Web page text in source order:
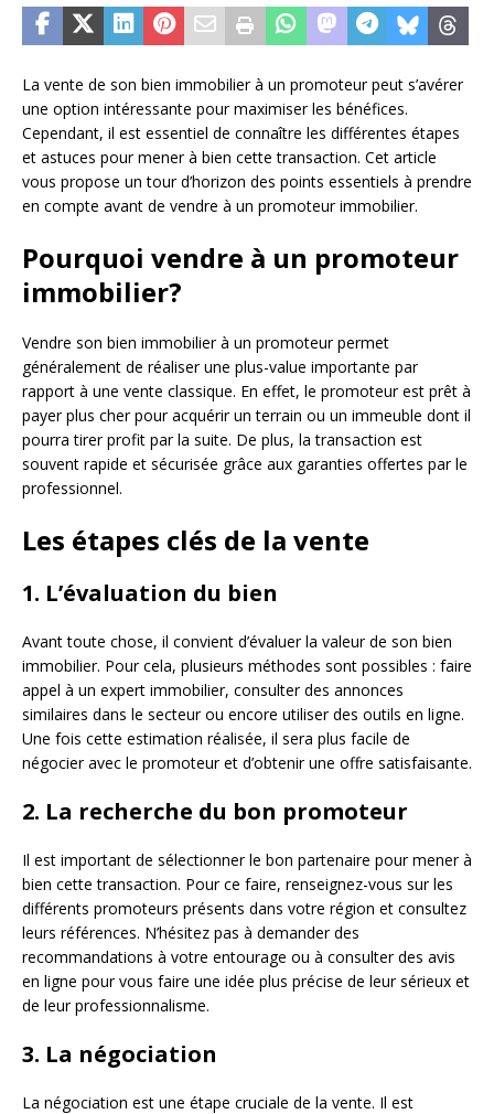
La vente de son bien immobilier à un promoteur peut s’avérer
une option intéressante pour maximiser les bénéfices.
Cependant, il est essentiel de connaître les différentes étapes
et astuces pour mener à bien cette transaction. Cet article
vous propose un tour d’horizon des points essentiels à prendre
en compte avant de vendre à un promoteur immobilier.
Pourquoi vendre à un promoteur
immobilier?
Vendre son bien immobilier à un promoteur permet
généralement de réaliser une plus-value importante par
rapport à une vente classique. En effet, le promoteur est prêt à
payer plus cher pour acquérir un terrain ou un immeuble dont il
pourra tirer profit par la suite. De plus, la transaction est
souvent rapide et sécurisée grâce aux garanties offertes par le
professionnel.
Les étapes clés de la vente
1. L’évaluation du bien
Avant toute chose, il convient d’évaluer la valeur de son bien
immobilier. Pour cela, plusieurs méthodes sont possibles : faire
appel à un expert immobilier, consulter des annonces
similaires dans le secteur ou encore utiliser des outils en ligne.
Une fois cette estimation réalisée, il sera plus facile de
négocier avec le promoteur et d’obtenir une offre satisfaisante.
2. La recherche du bon promoteur
Il est important de sélectionner le bon partenaire pour mener à
bien cette transaction. Pour ce faire, renseignez-vous sur les
différents promoteurs présents dans votre région et consultez
leurs références. N’hésitez pas à demander des
recommandations à votre entourage ou à consulter des avis
en ligne pour vous faire une idée plus précise de leur sérieux et
de leur professionnalisme.
3. La négociation
La négociation est une étape cruciale de la vente. Il est